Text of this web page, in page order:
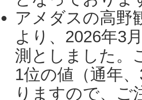
アメダスの高野
より、2026年3
測としました。
1位の値（通年
りますので、ご